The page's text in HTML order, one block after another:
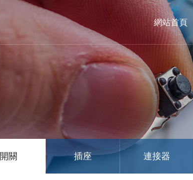
東
莞
市
瀚
實
業
有
限
公
司
網站首頁
開關 插座 連接器